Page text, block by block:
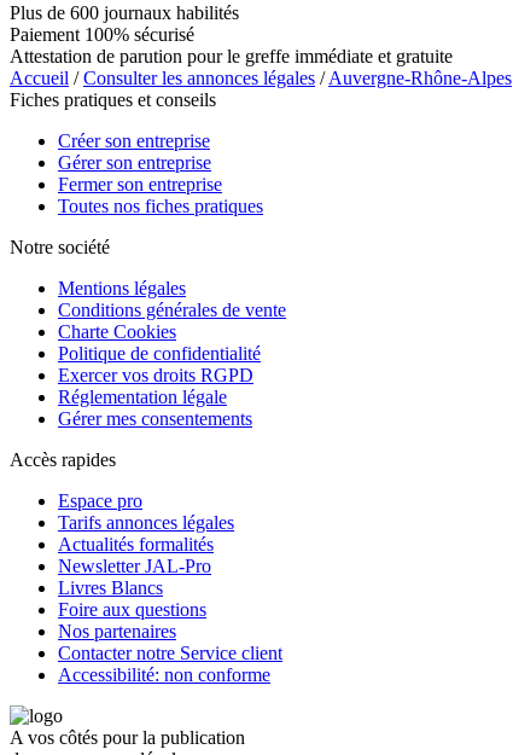
Plus de 600 journaux habilités
Paiement 100% sécurisé
Attestation de parution pour le greffe immédiate et gratuite
Accueil /Consulter les annonces légales /Auvergne-Rhône-Alpes
Fiches pratiques et conseils
Créer son entreprise
Gérer son entreprise
Fermer son entreprise
Toutes nos fiches pratiques
Notre société
Mentions légales
Conditions générales de vente
Charte Cookies
Politique de confidentialité
Exercer vos droits RGPD
Réglementation légale
Gérer mes consentements
Accès rapides
Espace pro
Tarifs annonces légales
Actualités formalités
Newsletter JAL-Pro
Livres Blancs
Foire aux questions
Nos partenaires
Contacter notre Service client
Accessibilité: non conforme
A vos côtés pour la publication